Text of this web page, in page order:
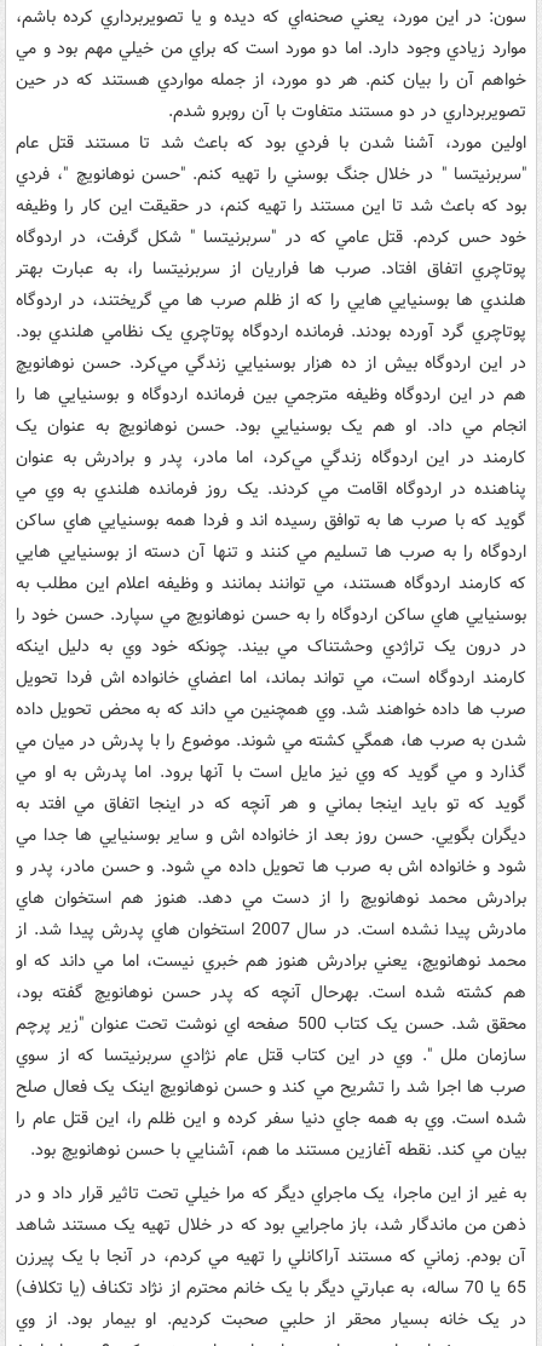
سون: در اين مورد، يعني صحنه‌اي که ديده و يا تصويربرداري کرده باشم،
موارد زيادي وجود دارد. اما دو مورد است که براي من خيلي مهم بود و مي
خواهم آن را بيان کنم. هر دو مورد، از جمله مواردي هستند که در حين
تصويربرداري در دو مستند متفاوت با آن روبرو شدم.
اولين مورد، آشنا شدن با فردي بود که باعث شد تا مستند قتل عام
"سربرنيتسا " در خلال جنگ بوسني را تهيه کنم. "حسن نوهانويچ "، فردي
بود که باعث شد تا اين مستند را تهيه کنم، در حقيقت اين کار را وظيفه
خود حس کردم. قتل عامي که در "سربرنيتسا " شکل گرفت، در اردوگاه
پوتاچري اتفاق افتاد. صرب ها فراريان از سربرنيتسا را، به عبارت بهتر
هلندي ها بوسنيايي هايي را که از ظلم صرب ها مي گريختند، در اردوگاه
پوتاچري گرد آورده بودند. فرمانده اردوگاه پوتاچري يک نظامي هلندي بود.
در اين اردوگاه بيش از ده هزار بوسنيايي زندگي مي‌کرد. حسن نوهانويچ
هم در اين اردوگاه وظيفه مترجمي بين فرمانده اردوگاه و بوسنيايي ها را
انجام مي داد. او هم يک بوسنيايي بود. حسن نوهانويچ به عنوان يک
کارمند در اين اردوگاه زندگي مي‌کرد، اما مادر، پدر و برادرش به عنوان
پناهنده در اردوگاه اقامت مي کردند. يک روز فرمانده هلندي به وي مي
گويد که با صرب ها به توافق رسيده اند و فردا همه بوسنيايي هاي ساکن
اردوگاه را به صرب ها تسليم مي کنند و تنها آن دسته از بوسنيايي هايي
که کارمند اردوگاه هستند، مي توانند بمانند و وظيفه اعلام اين مطلب به
بوسنيايي هاي ساکن اردوگاه را به حسن نوهانويچ مي سپارد. حسن خود را
در درون يک تراژدي وحشتناک مي بيند. چونکه خود وي به دليل اينکه
کارمند اردوگاه است، مي تواند بماند، اما اعضاي خانواده اش فردا تحويل
صرب ها داده خواهند شد. وي همچنين مي داند که به محض تحويل داده
شدن به صرب ها، همگي کشته مي شوند. موضوع را با پدرش در ميان مي
گذارد و مي گويد که وي نيز مايل است با آنها برود. اما پدرش به او مي
گويد که تو بايد اينجا بماني و هر آنچه که در اينجا اتفاق مي افتد به
ديگران بگويي. حسن روز بعد از خانواده اش و ساير بوسنيايي ها جدا مي
شود و خانواده اش به صرب ها تحويل داده مي شود. و حسن مادر، پدر و
برادرش محمد نوهانويچ را از دست مي دهد. هنوز هم استخوان هاي
مادرش پيدا نشده است. در سال 2007 استخوان هاي پدرش پيدا شد. از
محمد نوهانويچ، يعني برادرش هنوز هم خبري نيست، اما مي داند که او
هم کشته شده است. بهرحال آنچه که پدر حسن نوهانويچ گفته بود،
محقق شد. حسن يک کتاب 500 صفحه اي نوشت تحت عنوان "زير پرچم
سازمان ملل ". وي در اين کتاب قتل عام نژادي سربرنيتسا که از سوي
صرب ها اجرا شد را تشريح مي کند و حسن نوهانويچ اينک يک فعال صلح
شده است. وي به همه جاي دنيا سفر کرده و اين ظلم را، اين قتل عام را
بيان مي کند. نقطه آغازين مستند ما هم، آشنايي با حسن نوهانويچ بود.
به غير از اين ماجرا، يک ماجراي ديگر که مرا خيلي تحت تاثير قرار داد و در
ذهن من ماندگار شد، باز ماجرايي بود که در خلال تهيه يک مستند شاهد
آن بودم. زماني که مستند آراکانلي را تهيه مي کردم، در آنجا با يک پيرزن
65 يا 70 ساله، به عبارتي ديگر با يک خانم محترم از نژاد تکناف (يا تکلاف)
در يک خانه بسيار محقر از حلبي صحبت کرديم. او بيمار بود. از وي